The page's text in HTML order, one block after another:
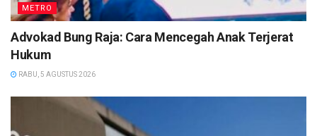
METRO
Advokad Bung Raja: Cara Mencegah Anak Terjerat
Hukum
RABU, 5 AGUSTUS 2026